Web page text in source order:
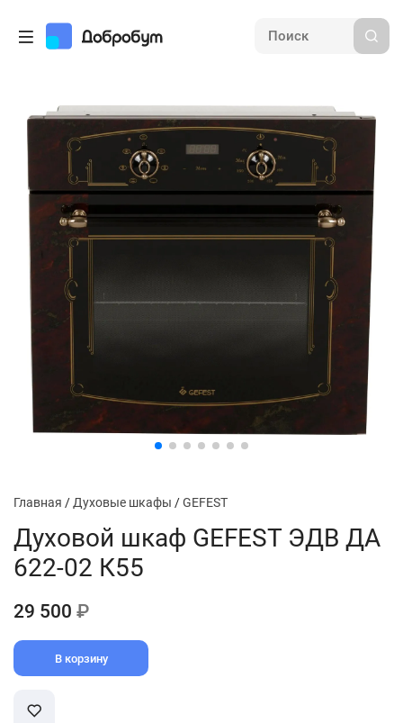
Главная / Духовые шкафы /GEFEST
Духовой шкаф GEFEST ЭДВ ДА
622-02 К55
29 500 ₽
В корзину